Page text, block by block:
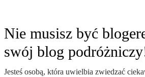
Nie musisz być
swój blog
Jesteś osobą, która uwielbia zwiedzać